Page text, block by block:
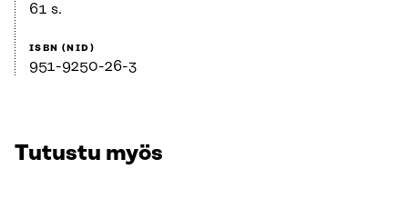
61 s.
ISBN (NID)
951-9250-26-3
Tutustu myös